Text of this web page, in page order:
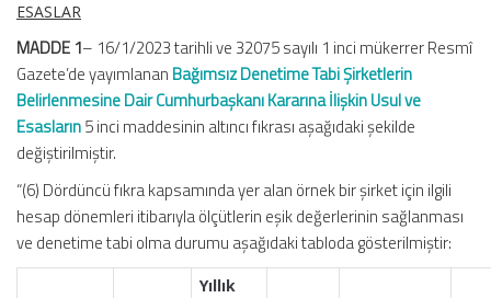
ESASLAR
MADDE 1– 16/1/2023 tarihli ve 32075 sayılı 1 inci mükerrer Resmî
Gazete’de yayımlanan Bağımsız Denetime Tabi Şirketlerin
Belirlenmesine Dair Cumhurbaşkanı Kararına İlişkin Usul ve
Esasların5 inci maddesinin altıncı fıkrası aşağıdaki şekilde
değiştirilmiştir.
“(6) Dördüncü fıkra kapsamında yer alan örnek bir şirket için ilgili
hesap dönemleri itibarıyla ölçütlerin eşik değerlerinin sağlanması
ve denetime tabi olma durumu aşağıdaki tabloda gösterilmiştir:
Yıllık